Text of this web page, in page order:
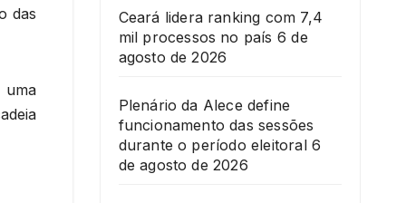
das
uma
Ceará lidera ranking com 7,4
mil processos no país 6 de
agosto de 2026
Plenário da Alece define
funcionamento das sessões
durante o período eleitoral 6
de agosto de 2026